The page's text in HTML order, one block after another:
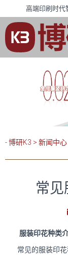
高端印刷时代
- 博研K3 > 新闻中心
常
服装印花种类
常见的服装印花